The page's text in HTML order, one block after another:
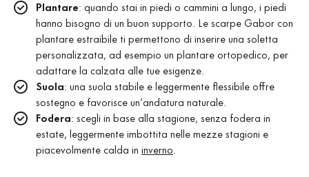
Plantare: quando stai in piedi o cammini a lungo, i piedi
hanno bisogno di un buon supporto. Le scarpe Gabor con
plantare estraibile ti permettono di inserire una soletta
personalizzata, ad esempio un plantare ortopedico, per
adattare la calzata alle tue esigenze.
Suola: una suola stabile e leggermente flessibile offre
sostegno e favorisce un’andatura naturale.
Fodera: scegli in base alla stagione, senza fodera in
estate, leggermente imbottita nelle mezze stagioni e
piacevolmente calda in inverno.